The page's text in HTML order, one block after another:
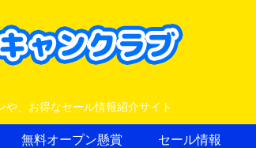
や、お得なセール情報紹介サイト
無料オープン懸賞 セール情報